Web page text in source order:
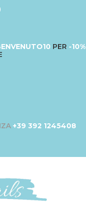
PER -10%
+39 392 1245408